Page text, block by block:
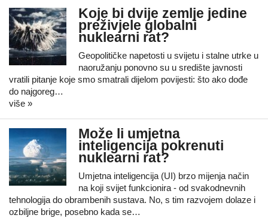
Koje bi dvije zemlje jedine
preživjele globalni
nuklearni rat?
Geopolitičke napetosti u svijetu i stalne utrke u
naoružanju ponovno su u središte javnosti
vratili pitanje koje smo smatrali dijelom povijesti: što ako dođe
do najgoreg…
više »
Može li umjetna
inteligencija pokrenuti
nuklearni rat?
Umjetna inteligencija (UI) brzo mijenja način
na koji svijet funkcionira - od svakodnevnih
tehnologija do obrambenih sustava. No, s tim razvojem dolaze i
ozbiljne brige, posebno kada se…